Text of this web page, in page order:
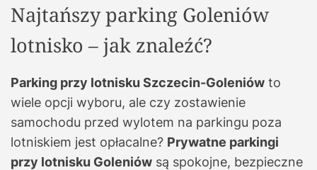
Najtańszy parking Goleniów
lotnisko – jak znaleźć?
Parking przy lotnisku Szczecin-Goleniów to
wiele opcji wyboru, ale czy zostawienie
samochodu przed wylotem na parkingu poza
lotniskiem jest opłacalne? Prywatne parkingi
przy lotnisku Goleniów są spokojne, bezpieczne